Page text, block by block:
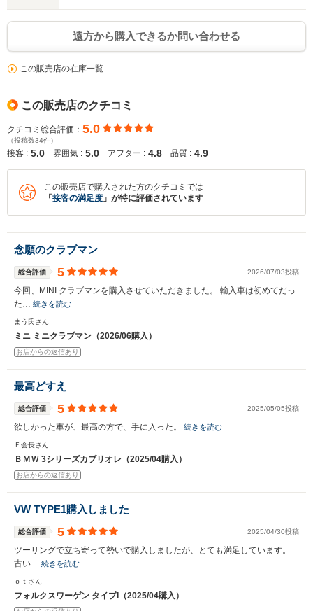
遠方から購入できるか問い合わせる
この販売店の在庫一覧
この販売店のクチコミ
クチコミ総合評価： 5.0
（投稿数34件）
接客 : 5.0 雰囲気 : 5.0 アフター : 4.8 品質 : 4.9
この販売店で購入された方のクチコミでは
「 接客の満足度 」が特に評価されています
念願のクラブマン
総合評価 5 2026/07/03投稿
今回、MINI クラブマンを購入させていただきました。 輸入車は初めてだっ
た… 続きを読む
まう氏さん
ミニ ミニクラブマン（2026/06購入）
お店からの返信あり
最高どすえ
総合評価 5 2025/05/05投稿
欲しかった車が、最高の方で、手に入った。 続きを読む
Ｆ会長さん
ＢＭＷ 3シリーズカブリオレ（2025/04購入）
お店からの返信あり
VW TYPE1購入しました
総合評価 5 2025/04/30投稿
ツーリングで立ち寄って勢いで購入しましたが、とても満足しています。
古い… 続きを読む
ｏｔさん
フォルクスワーゲン タイプI（2025/04購入）